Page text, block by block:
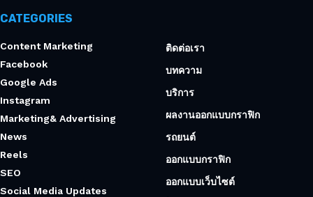
CATEGORIES
Content Marketing
Facebook
Google Ads
Instagram
Marketing& Advertising
News
Reels
SEO
Social Media Updates
ติดต่อเรา
บทความ
บริการ
ผลงานออกแบบกราฟิก
รถยนต์
ออกแบบกราฟิก
ออกแบบเว็บไซต์